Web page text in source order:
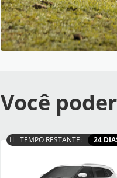
Você
TEMPO RESTANTE: 24